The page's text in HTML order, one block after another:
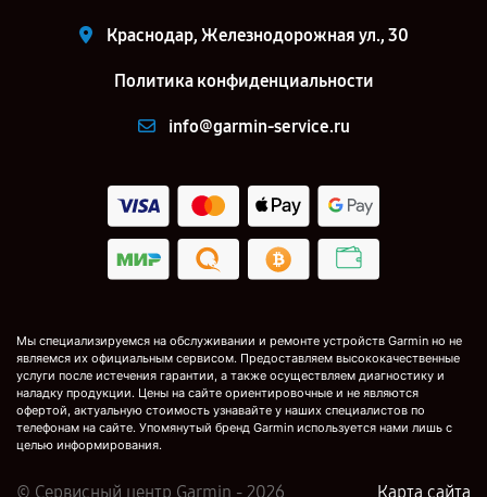
Краснодар, Железнодорожная ул., 30
Политика конфиденциальности
info@garmin-service.ru
Мы специализируемся на обслуживании и ремонте устройств Garmin но не
являемся их официальным сервисом. Предоставляем высококачественные
услуги после истечения гарантии, а также осуществляем диагностику и
наладку продукции. Цены на сайте ориентировочные и не являются
офертой, актуальную стоимость узнавайте у наших специалистов по
телефонам на сайте. Упомянутый бренд Garmin используется нами лишь с
целью информирования.
© Сервисный центр Garmin - 2026 Карта сайта